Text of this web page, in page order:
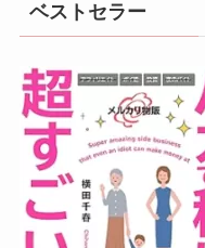
ベストセラー